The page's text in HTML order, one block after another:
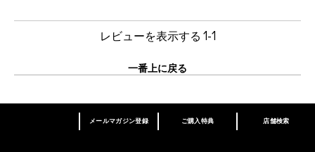
レビューを表示する 1-1
一番上に戻る
あなたはM･A･Cラバー ロイヤリティ プログ
メールマガジン登録 ご購入特典 店舗検索